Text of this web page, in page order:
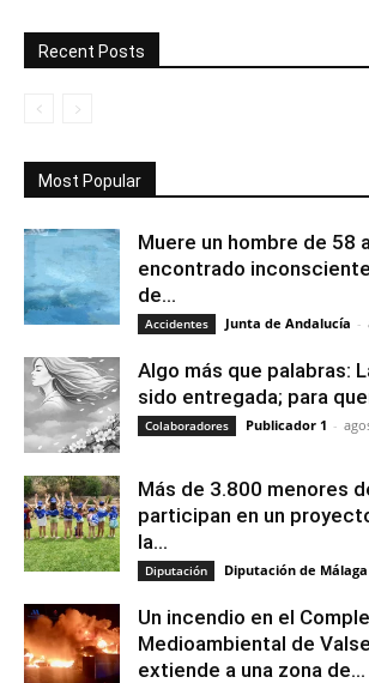
Recent Posts
Most Popular
Muere un hombre de 58
encontrado
de...
Accidentes Junta de Andalucía -
Algo más que palabras:
sido entregada; para
Colaboradores Publicador 1 -
Más de 3.800 menores
participan en un
la...
Diputación Diputación de Málaga
Un incendio en el
Medioambiental de
extiende a una zona de...